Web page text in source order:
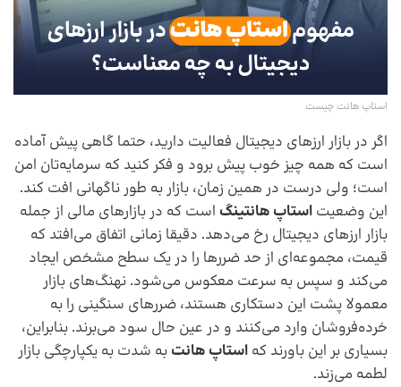
استاپ هانت چیست
‌اگر در بازار ارزهای دیجیتال فعالیت دارید، حتما گاهی پیش آماده
است که همه چیز خوب پیش برود و فکر کنید که سرمایه‌تان امن
است؛ ولی درست در همین زمان، بازار به طور ناگهانی افت کند.
این وضعیت استاپ هانتینگ است که در بازارهای مالی از جمله
بازار ارزهای دیجیتال رخ می‌دهد. دقیقا زمانی اتفاق می‌افتد که
قیمت، مجموعه‌ای از حد ضررها را در یک سطح مشخص ایجاد
می‌کند و سپس به سرعت معکوس می‌شود. نهنگ‌های بازار
معمولا پشت این دستکاری هستند، ضررهای سنگینی را به
خرده‌فروشان وارد می‌کنند و در عین حال سود می‌برند. بنابراین،
بسیاری بر این باورند که استاپ هانت به شدت به یکپارچگی بازار
لطمه می‌زند.